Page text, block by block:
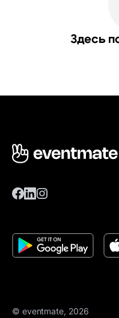
Здесь
© eventmate, 2026